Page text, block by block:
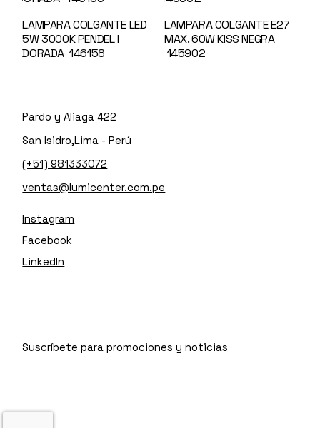
LAMPARA COLGANTE LED
5W 3000K PENDEL I
DORADA 146158
LAMPARA COLGANTE E27
MAX. 60W KISS NEGRA
145902
Pardo y Aliaga 422
San Isidro,Lima - Perú
(+51) 981333072
ventas@lumicenter.com.pe
Instagram
Facebook
LinkedIn
Suscríbete para promociones y noticias